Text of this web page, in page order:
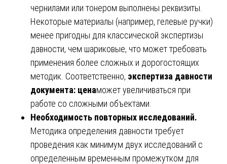
чернилами или тонером выполнены реквизиты.
Некоторые материалы (например, гелевые ручки)
менее пригодны для классической экспертизы
давности, чем шариковые, что может требовать
применения более сложных и дорогостоящих
методик. Соответственно, экспертиза давности
документа: ценаможет увеличиваться при
работе со сложными объектами.
Необходимость повторных исследований.
Методика определения давности требует
проведения как минимум двух исследований с
определенным временным промежутком для